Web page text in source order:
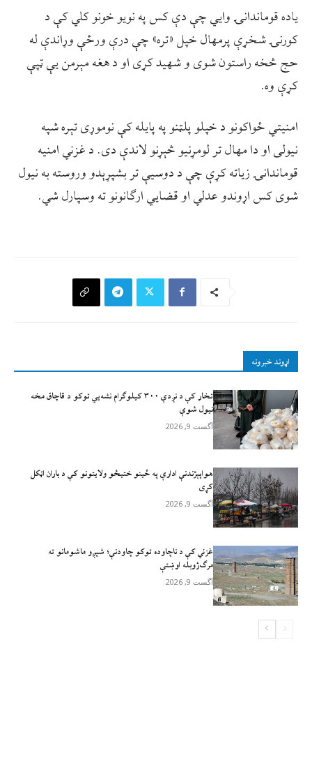
ياده قوماندانۍ وايي چې دې کس په نويو خونو کلي کې د
کورنۍ شخړې پرمهال خپل «تره» چې درې ورځې وړاندې له
حج څخه راستون شوی و شهيد کړی او د هغه مېرمن يې ټپې
کړې وه.
امنیتي ځواکونو د خپلو پلټنو په پایله کې نوموړی تېره شپه
نیولی او دا مهال تر لومړنیو څېړنو لاندې دی. د غزني امنیه
قوماندانۍ زیاته کړې چې د دوسیې تر بشپړېدو وروسته به نیول
شوی کس اړوندو عدلي او قضایي ارګانونو ته وسپارل شي.
اړوند خبرونه
تخار کې د نږدې ۳۰۰ کیلوګرام نشه‌يي توکو د قاچاق مخه
نیول شوې
آگست 9, 2026
هواپېژندنې ادارې په ځینو ختیځو ولایتونو کې د باران اټکل
کړی
آگست 9, 2026
غزني کې د ناچاوده توکو چاودنې؛ شپږو ماشومانو ته
مرګ‌ژوبله اوښتې
آگست 9, 2026